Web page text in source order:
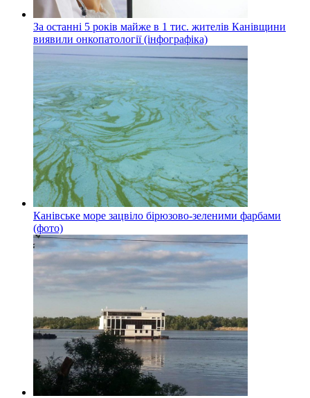
За останні 5 років майже в 1 тис. жителів Канівщини
виявили онкопатології (інфографіка)
Канівське море зацвіло бірюзово-зеленими фарбами
(фото)